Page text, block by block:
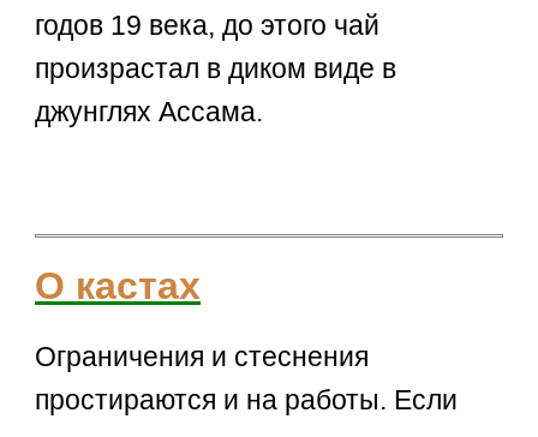
годов 19 века, до этого чай
произрастал в диком виде в
джунглях Ассама.
О кастах
Ограничения и стеснения
простираются и на работы. Если